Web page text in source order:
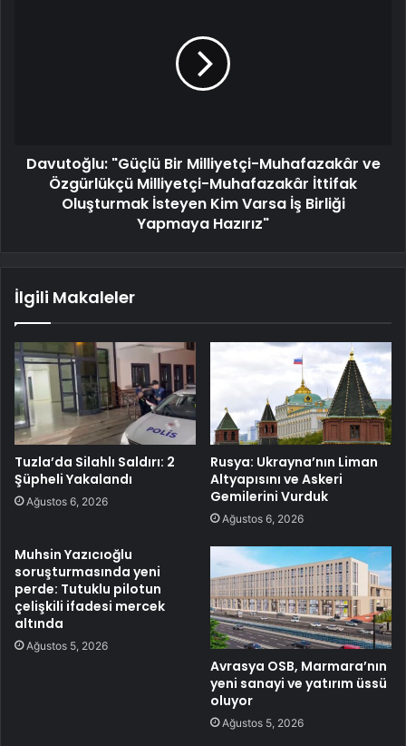
Davutoğlu: "Güçlü Bir Milliyetçi-Muhafazakâr ve
Özgürlükçü Milliyetçi-Muhafazakâr İttifak
Oluşturmak İsteyen Kim Varsa İş Birliği
Yapmaya Hazırız"
İlgili Makaleler
Tuzla’da Silahlı Saldırı: 2
Şüpheli Yakalandı
Ağustos 6, 2026
Rusya: Ukrayna’nın Liman
Altyapısını ve Askeri
Gemilerini Vurduk
Ağustos 6, 2026
Muhsin Yazıcıoğlu
soruşturmasında yeni
perde: Tutuklu pilotun
çelişkili ifadesi mercek
altında
Ağustos 5, 2026
Avrasya OSB, Marmara’nın
yeni sanayi ve yatırım üssü
oluyor
Ağustos 5, 2026